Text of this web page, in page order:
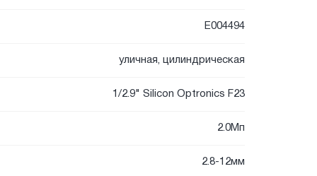
E004494
уличная, цилиндрическая
1/2.9" Silicon Optronics F23
2.0Мп
2.8-12мм